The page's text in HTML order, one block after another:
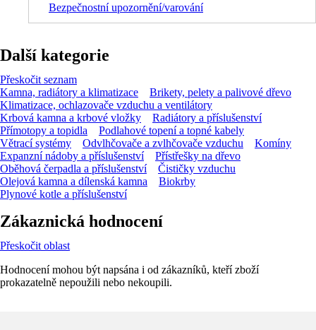
Bezpečnostní upozornění/varování
Další kategorie
Přeskočit seznam
Kamna, radiátory a klimatizace
Brikety, pelety a palivové dřevo
Klimatizace, ochlazovače vzduchu a ventilátory
Krbová kamna a krbové vložky
Radiátory a příslušenství
Přímotopy a topidla
Podlahové topení a topné kabely
Větrací systémy
Odvlhčovače a zvlhčovače vzduchu
Komíny
Expanzní nádoby a příslušenství
Přístřešky na dřevo
Oběhová čerpadla a příslušenství
Čističky vzduchu
Olejová kamna a dílenská kamna
Biokrby
Plynové kotle a příslušenství
Zákaznická hodnocení
Přeskočit oblast
Hodnocení mohou být napsána i od zákazníků, kteří zboží
prokazatelně nepoužili nebo nekoupili.